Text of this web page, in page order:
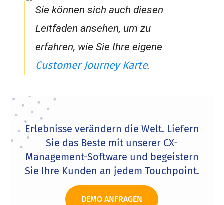
Sie können sich auch diesen
Leitfaden ansehen, um zu
erfahren, wie Sie Ihre eigene
Customer Journey Karte.
Erlebnisse verändern die Welt. Liefern
Sie das Beste mit unserer CX-
Management-Software und begeistern
Sie Ihre Kunden an jedem Touchpoint.
DEMO ANFRAGEN